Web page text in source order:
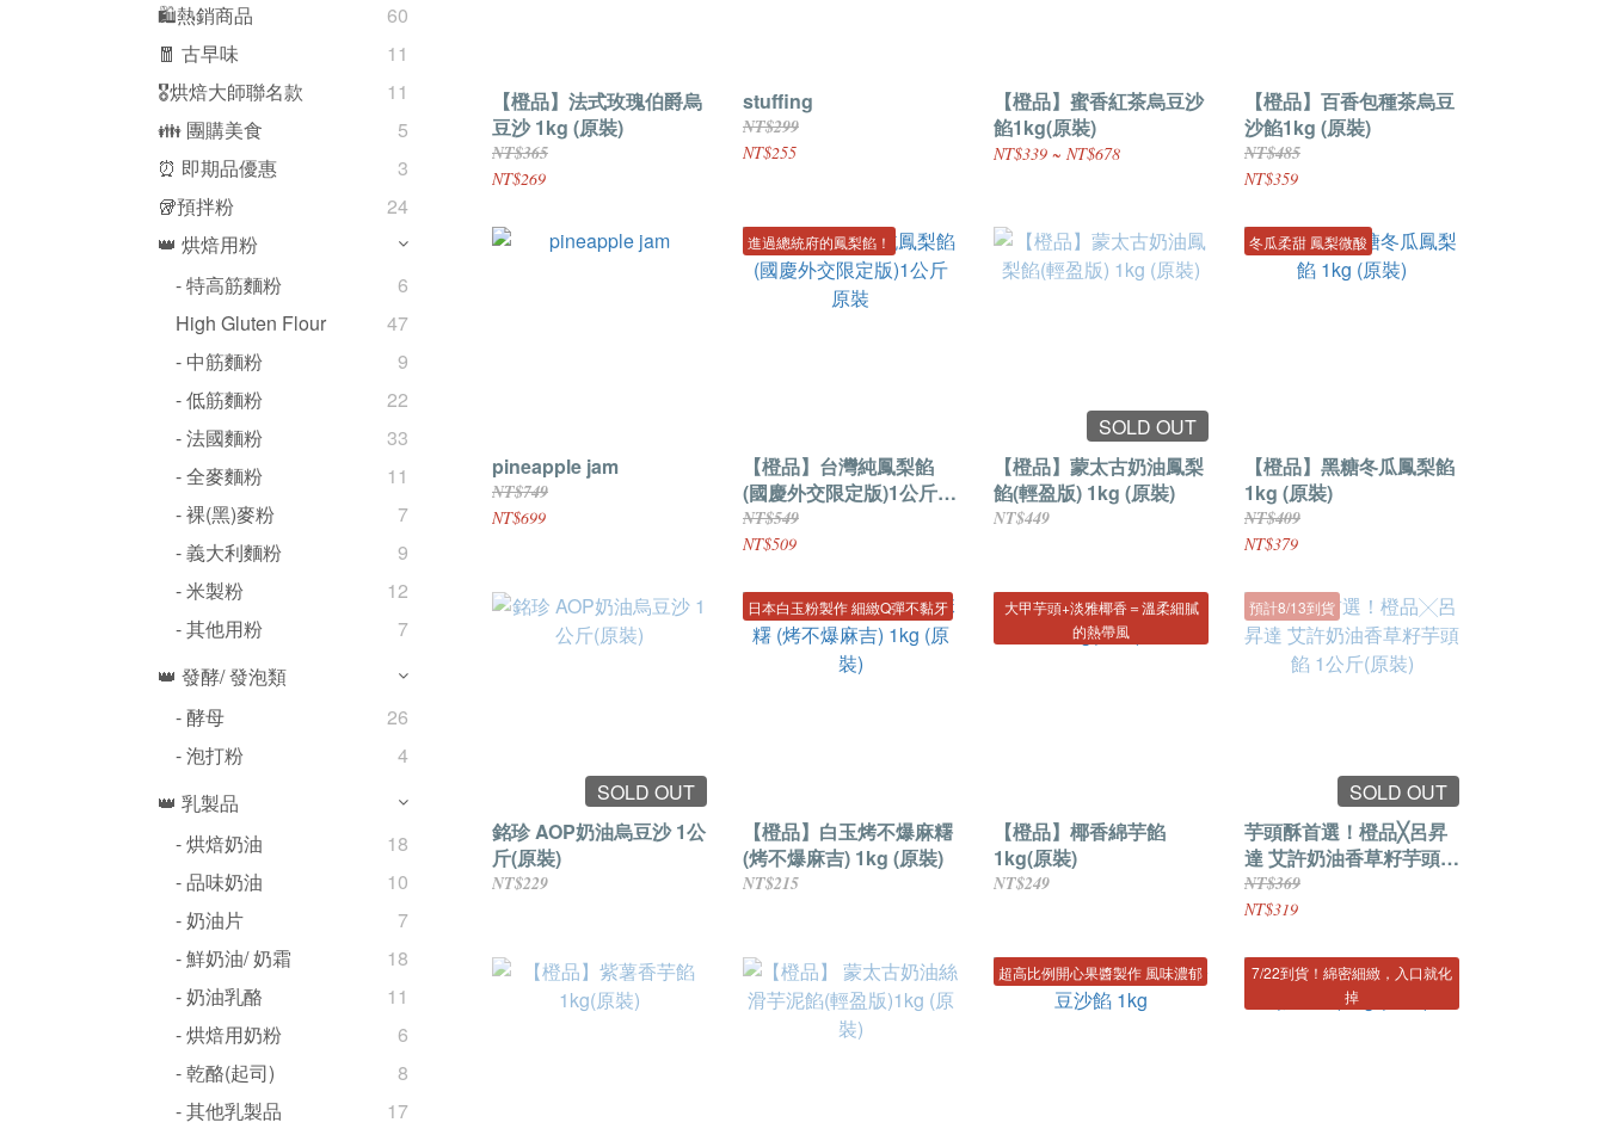
🛍熱銷商品
60
🧧 古早味
11
🎖️烘焙大師聯名款
11
👪 團購美食
5
⏰ 即期品優惠
3
🥡預拌粉
24
👑 烘焙用粉
- 特高筋麵粉
6
High Gluten Flour
47
- 中筋麵粉
9
- 低筋麵粉
22
- 法國麵粉
33
- 全麥麵粉
11
- 裸(黑)麥粉
7
- 義大利麵粉
9
- 米製粉
12
- 其他用粉
7
👑 發酵/ 發泡類
- 酵母
26
- 泡打粉
4
👑 乳製品
- 烘焙奶油
18
- 品味奶油
10
- 奶油片
7
- 鮮奶油/ 奶霜
18
- 奶油乳酪
11
- 烘焙用奶粉
6
- 乾酪(起司)
8
- 其他乳製品
17
【橙品】法式玫瑰伯爵烏
豆沙 1kg (原裝)
NT$365
NT$269
stuffing
NT$299
NT$255
【橙品】蜜香紅茶烏豆沙
餡1kg(原裝)
NT$339 ~ NT$678
【橙品】百香包種茶烏豆
沙餡1kg (原裝)
NT$485
NT$359
pineapple jam
NT$749
NT$699
進過總統府的鳳梨餡！
【橙品】台灣純鳳梨餡
(國慶外交限定版)1公斤
原裝
NT$549
NT$509
SOLD OUT
【橙品】蒙太古奶油鳳梨
餡(輕盈版) 1kg (原裝)
NT$449
冬瓜柔甜 鳳梨微酸
【橙品】黑糖冬瓜鳳梨餡
1kg (原裝)
NT$409
NT$379
SOLD OUT
銘珍 AOP奶油烏豆沙 1公
斤(原裝)
NT$229
日本白玉粉製作 細緻Q彈不黏牙
【橙品】白玉烤不爆麻糬
(烤不爆麻吉) 1kg (原裝)
NT$215
大甲芋頭+淡雅椰香＝溫柔細膩
的熱帶風
【橙品】椰香綿芋餡
1kg(原裝)
NT$249
預計8/13到貨
SOLD OUT
芋頭酥首選！橙品╳呂昇
達 艾許奶油香草籽芋頭餡
1公斤(原裝)
NT$369
NT$319
超高比例開心果醬製作 風味濃郁
7/22到貨！綿密細緻，入口就化
掉